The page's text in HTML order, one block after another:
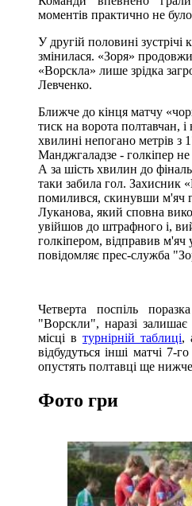
моментів практично не
У другій половині зустрічі
змінилася. «Зоря»
«Ворскла» лише зрідка
Левченко.
Ближче до кінця матчу
тиск на ворота полтавчан,
хвилині непогано метрів з
Манджгаладзе - голкіпер не
А за шість хвилин до
таки забила гол. Захисник
помилився, скинувши м'яч
Луканова, який сповна
увійшов до штрафного і,
голкіпером, відправив м'яч
повідомляє прес-служба
Четверта поспіль
"Ворскли", наразі
місці в турнірній таблиці,
відбудуться інші матчі 7-
опустять полтавці ще
Фото гри